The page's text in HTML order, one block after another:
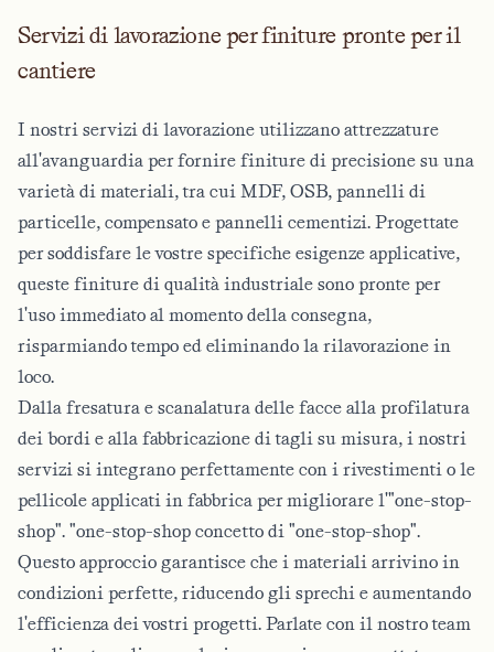
Servizi di lavorazione per finiture pronte per il
cantiere
I nostri servizi di lavorazione utilizzano attrezzature
all'avanguardia per fornire finiture di precisione su una
varietà di materiali, tra cui MDF, OSB, pannelli di
particelle, compensato e pannelli cementizi. Progettate
per soddisfare le vostre specifiche esigenze applicative,
queste finiture di qualità industriale sono pronte per
l'uso immediato al momento della consegna,
risparmiando tempo ed eliminando la rilavorazione in
loco.
Dalla fresatura e scanalatura delle facce alla profilatura
dei bordi e alla fabbricazione di tagli su misura, i nostri
servizi si integrano perfettamente con i rivestimenti o le
pellicole applicati in fabbrica per migliorare l'"one-stop-
shop". "one-stop-shop concetto di "one-stop-shop".
Questo approccio garantisce che i materiali arrivino in
condizioni perfette, riducendo gli sprechi e aumentando
l'efficienza dei vostri progetti. Parlate con il nostro team